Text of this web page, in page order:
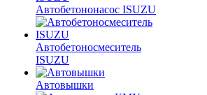
Автобетононасос ISUZU
Автобетоносмеситель
ISUZU
Автовышки